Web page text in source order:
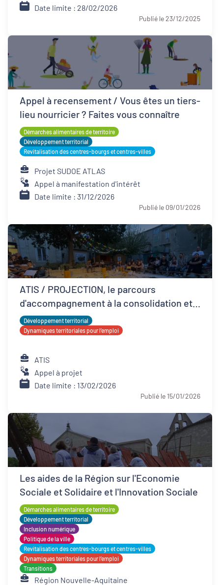
Date limite : 28/02/2026
Publié le 23/12/2025
Appel à recensement / Vous êtes un tiers-
lieu nourricier ? Faites vous connaître
Démarches alimentaires de territoire
Développement territorial
Revitalisation des centres-bourgs et centres-villes
Projet SUDOE ATLAS
Appel à manifestation d'intérêt
Date limite : 31/12/2026
Publié le 09/01/2026
ATIS / PROJECTION, le parcours
d'accompagnement à la consolidation et
développement ESS
Développement territorial
Dynamiques territoriales pour l’emploi
ATIS
Appel à projet
Date limite : 13/02/2026
Publié le 15/01/2026
Les aides de la Région sur l'Economie
Sociale et Solidaire et l'Innovation Sociale
Démarches alimentaires de territoire
Développement territorial
Inclusion numérique
Politique de la ville
Revitalisation des centres-bourgs et centres-villes
Dynamiques territoriales pour l’emploi
Transitions
Région Nouvelle-Aquitaine